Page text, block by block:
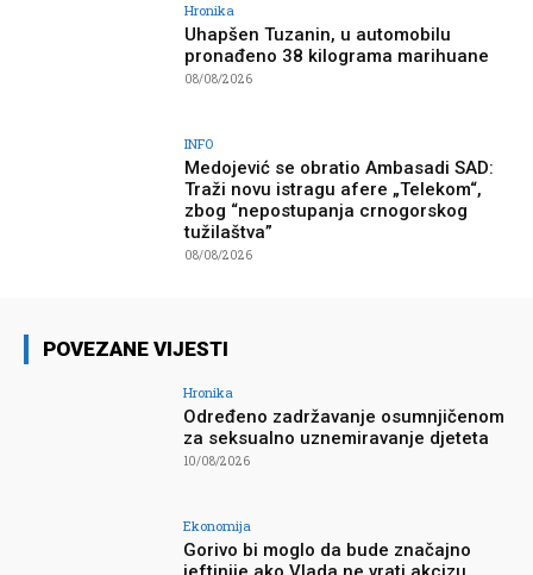
Hronika
Uhapšen Tuzanin, u automobilu
pronađeno 38 kilograma marihuane
08/08/2026
INFO
Medojević se obratio Ambasadi SAD:
Traži novu istragu afere „Telekom“,
zbog “nepostupanja crnogorskog
tužilaštva”
08/08/2026
POVEZANE VIJESTI
Hronika
Određeno zadržavanje osumnjičenom
za seksualno uznemiravanje djeteta
10/08/2026
Ekonomija
Gorivo bi moglo da bude značajno